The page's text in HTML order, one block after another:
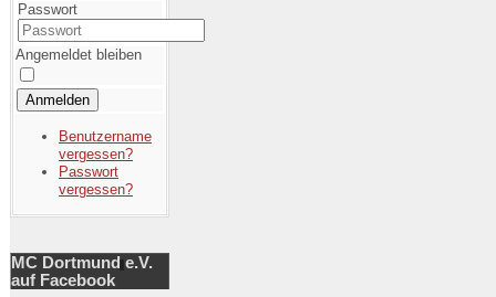
Passwort
Angemeldet bleiben
Anmelden
Benutzername
vergessen?
Passwort
vergessen?
MC Dortmund e.V.
auf Facebook